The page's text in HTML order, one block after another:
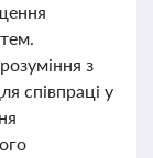
з
співпраці у